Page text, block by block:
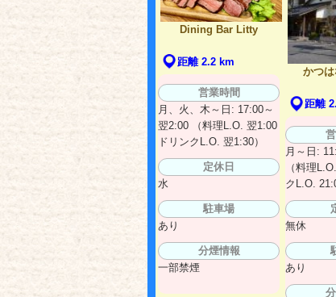
Dining Bar Litty
距離 2.2 km
営業時間
月、火、木～日: 17:00～
翌2:00 （料理L.O. 翌1:00
ドリンクL.O. 翌1:30）
定休日
水
駐車場
あり
分煙情報
一部禁煙
かつ
距離
月～日:
（料理
クL.O.
無休
あり